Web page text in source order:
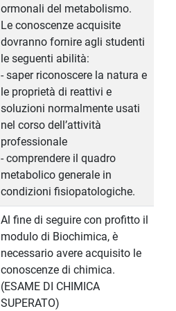
ormonali del metabolismo.
Le conoscenze acquisite
dovranno fornire agli studenti
le seguenti abilità:
- saper riconoscere la natura e
le proprietà di reattivi e
soluzioni normalmente usati
nel corso dell’attività
professionale
- comprendere il quadro
metabolico generale in
condizioni fisiopatologiche.
Al fine di seguire con profitto il
modulo di Biochimica, è
necessario avere acquisito le
conoscenze di chimica.
(ESAME DI CHIMICA
SUPERATO)